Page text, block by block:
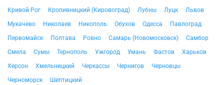
Кривой Рог
Кропивницкий (Кировоград) Лубны Луцк
Львов
Мукачево
Николаев Никополь Обухов Одесса
Павлоград
Первомайск
Полтава Ровно Самарь (Новомосковск)
Самбор
Смела
Сумы Тернополь Ужгород Умань Фастов
Харьков
Херсон
Хмельницкий Черкассы Чернигов
Черновцы
Черноморск
Шептицкий